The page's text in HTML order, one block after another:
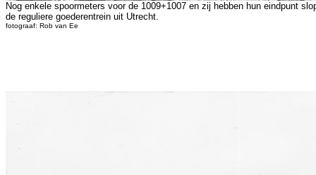
Nog enkele spoormeters voor de 1009+1007 en zij hebben hun eindpunt
de reguliere goederentrein uit Utrecht.
fotograaf: Rob van Ee